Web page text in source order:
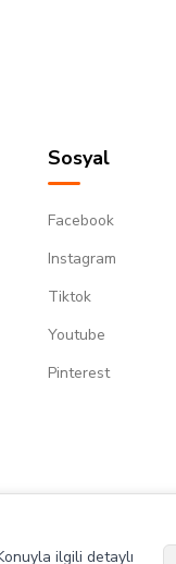
Sosyal
Facebook
Instagram
Tiktok
Youtube
Pinterest
ilgili detaylı